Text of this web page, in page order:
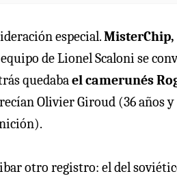
especial.MisterChip,
de Lionel Scaloni se
quedabael camerunés
Olivier Giroud (36 años
otro registro: el del